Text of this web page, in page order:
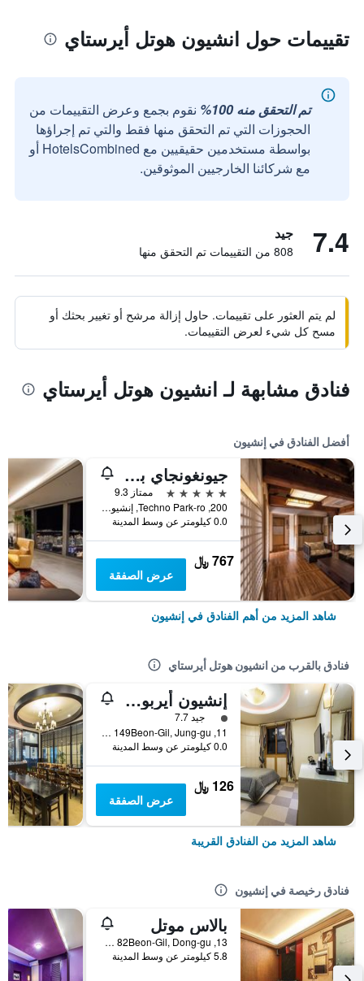
تقييمات حول انشيون هوتل أيرستاي
تم التحقق منه 100%
نقوم بجمع وعرض التقييمات من
الحجوزات التي تم التحقق منها فقط والتي تم إجراؤها
بواسطة مستخدمين حقيقيين مع HotelsCombined أو
مع شركائنا الخارجيين الموثوقين.
7.4 جيد
808 من التقييمات تم التحقق منها
لم يتم العثور على تقييمات. حاول إزالة مرشح أو تغيير بحثك أو
مسح كل شيء لعرض التقييمات.
فنادق مشابهة لـ انشيون هوتل أيرستاي
أفضل الفنادق في إنشيون
جيونغونجاي باي واكرهيل
5 نجوم
ممتاز 9.3
200, Techno Park-ro, إنشيون, كوريا الجنوبية
0.0 كيلومتر عن وسط المدينة
767 ﷼
عرض الصفقة
شاهد المزيد من أهم الفنادق في إنشيون
فنادق بالقرب من انشيون هوتل أيرستاي
إنشيون أيربورت هوتل
تقييم فئة 1
جيد 7.7
11, Sindosinam-ro 149Beon-Gil, Jung-gu, إنشيون, كوريا الجنوبية
0.0 كيلومتر عن وسط المدينة
126 ﷼
عرض الصفقة
شاهد المزيد من الفنادق القريبة
فنادق رخيصة في إنشيون
بالاس موتل
13, Songnim-ro 82Beon-Gil, Dong-gu, إنشيون, كوريا الجنوبية
5.8 كيلومتر عن وسط المدينة